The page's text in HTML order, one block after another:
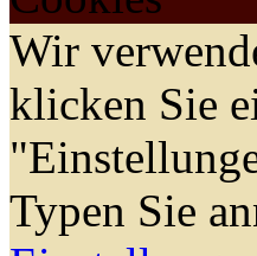
Wir
klicken Sie
Typen Sie